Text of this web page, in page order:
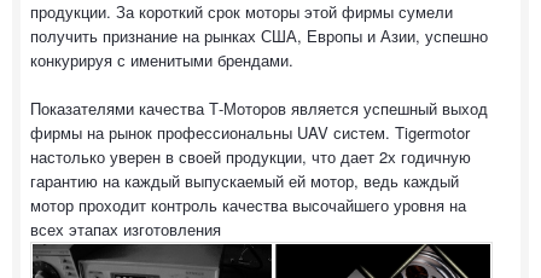
продукции. За короткий срок моторы этой фирмы сумели
получить признание на рынках США, Европы и Азии, успешно
конкурируя с именитыми брендами.
Показателями качества Т-Моторов является успешный выход
фирмы на рынок профессиональны UAV систем. Tigermotor
настолько уверен в своей продукции, что дает 2х годичную
гарантию на каждый выпускаемый ей мотор, ведь каждый
мотор проходит контроль качества высочайшего уровня на
всех этапах изготовления